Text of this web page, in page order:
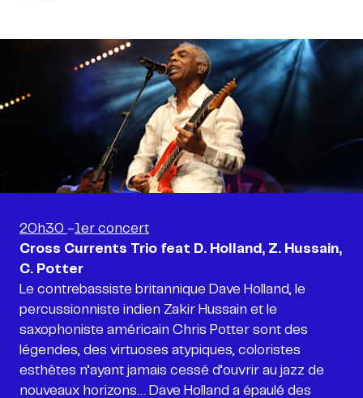
20h30 -1er concert
Cross Currents Trio feat D. Holland, Z. Hussain,
C. Potter
Le contrebassiste britannique Dave Holland, le
percussionniste indien Zakir Hussain et le
saxophoniste américain Chris Potter sont des
légendes, des virtuoses atypiques, coloristes
esthètes n’ayant jamais cessé d’ouvrir au jazz de
nouveaux horizons… Dave Holland a épaulé des